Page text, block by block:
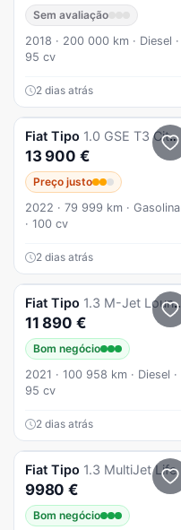
Sem avaliação
2018 · 200 000 km · Diesel ·
95 cv
2 dias atrás
Fiat Tipo 1.0 GSE T3 City Life
13 900 €
Preço justo
2022 · 79 999 km · Gasolina
· 100 cv
2 dias atrás
Fiat Tipo 1.3 M-Jet Lounge
11 890 €
Bom negócio
2021 · 100 958 km · Diesel ·
95 cv
2 dias atrás
Fiat Tipo 1.3 MultiJet Life
9980 €
Bom negócio